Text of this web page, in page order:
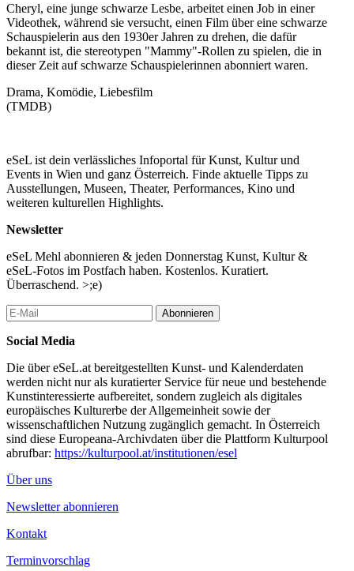
Cheryl, eine junge schwarze Lesbe, arbeitet einen Job in einer
Videothek, während sie versucht, einen Film über eine schwarze
Schauspielerin aus den 1930er Jahren zu drehen, die dafür
bekannt ist, die stereotypen "Mammy"-Rollen zu spielen, die in
dieser Zeit auf schwarze Schauspielerinnen abonniert waren.
Drama, Komödie, Liebesfilm
(TMDB)
eSeL ist dein verlässliches Infoportal für Kunst, Kultur und
Events in Wien und ganz Österreich. Finde aktuelle Tipps zu
Ausstellungen, Museen, Theater, Performances, Kino und
weiteren kulturellen Highlights.
Newsletter
eSeL Mehl abonnieren & jeden Donnerstag Kunst, Kultur &
eSeL-Fotos im Postfach haben. Kostenlos. Kuratiert.
Überraschend. >;e)
Abonnieren
Social Media
Die über eSeL.at bereitgestellten Kunst- und Kalenderdaten
werden nicht nur als kuratierter Service für neue und bestehende
Kunstinteressierte aufbereitet, sondern zugleich als digitales
europäisches Kulturerbe der Allgemeinheit sowie der
wissenschaftlichen Nutzung zugänglich gemacht. In Österreich
sind diese Europeana-Archivdaten über die Plattform Kulturpool
abrufbar: https://kulturpool.at/institutionen/esel
Über uns
Newsletter abonnieren
Kontakt
Terminvorschlag